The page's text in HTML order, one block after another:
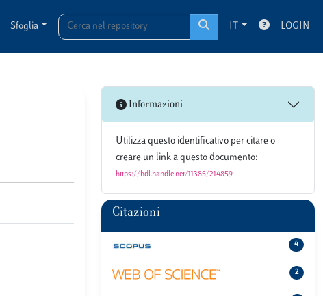
Sfoglia IT LOGIN
Informazioni
Utilizza questo identificativo per citare o
creare un link a questo documento:
https://hdl.handle.net/11385/214859
Citazioni
4
2